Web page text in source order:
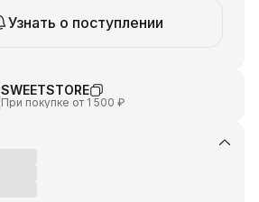
Узнать о поступлении
SWEETSTORE
При покупке от 1 500 ₽